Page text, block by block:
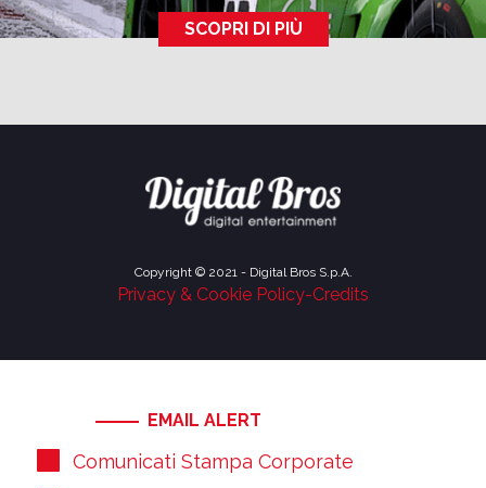
SCOPRI DI PIÙ
Copyright © 2021 - Digital Bros S.p.A.
Privacy & Cookie Policy-Credits
EMAIL ALERT
Comunicati Stampa Corporate